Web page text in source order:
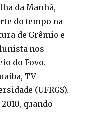
da Manhã,
do tempo na
de Grêmio e
nos
do Povo.
TV
(UFRGS).
quando